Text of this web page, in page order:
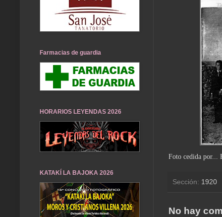
Foto cedida por...
Sección: 1920
No hay
Farmacias de guardia
HORARIOS LEYENDAS 2026
KATAKÍ LA BAJOKA 2026